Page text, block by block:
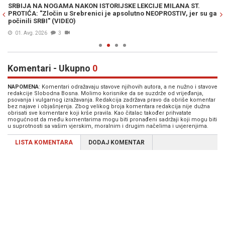
SRBIJA NA NOGAMA NAKON ISTORIJSKE LEKCIJE MILANA ST.
PROTIĆA: "Zločin u Srebrenici je apsolutno NEOPROSTIV, jer su ga
počinili SRBI" (VIDEO)
01. Avg. 2026 3
Komentari - Ukupno 0
NAPOMENA: Komentari odražavaju stavove njihovih autora, a ne nužno i stavove
redakcije Slobodna Bosna. Molimo korisnike da se suzdrže od vrijeđanja,
psovanja i vulgarnog izražavanja. Redakcija zadržava pravo da obriše komentar
bez najave i objašnjenja. Zbog velikog broja komentara redakcija nije dužna
obrisati sve komentare koji krše pravila. Kao čitalac također prihvatate
mogućnost da među komentarima mogu biti pronađeni sadržaji koji mogu biti
u suprotnosti sa vašim vjerskim, moralnim i drugim načelima i uvjerenjima.
LISTA KOMENTARA DODAJ KOMENTAR